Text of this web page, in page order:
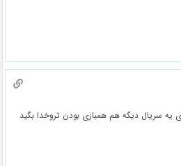
سریال دیگه هم همبازی بودن تروخدا بگید